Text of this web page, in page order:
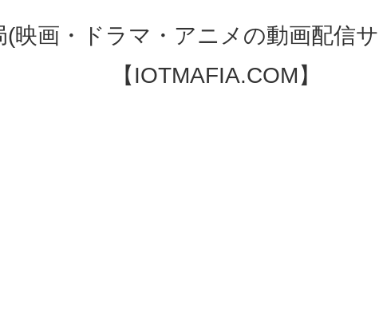
(映画・ドラマ・アニメの動画配信
【IOTMAFIA.COM】